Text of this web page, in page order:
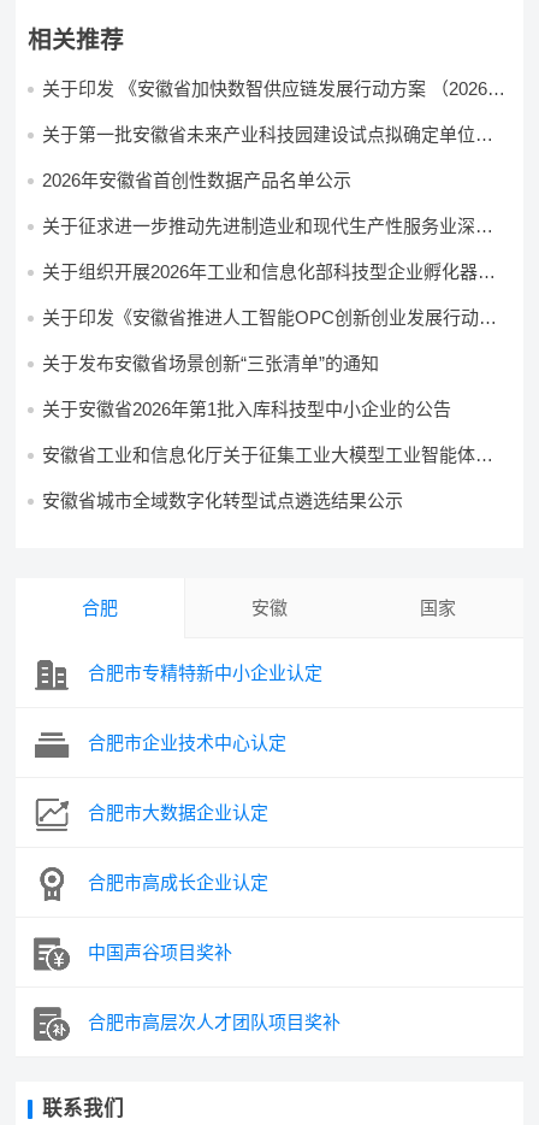
相关推荐
关于印发 《安徽省加快数智供应链发展行动方案 （2026—
关于第一批安徽省未来产业科技园建设试点拟确定单位的
2026年安徽省首创性数据产品名单公示
关于征求进一步推动先进制造业和现代生产性服务业深度
关于组织开展2026年工业和信息化部科技型企业孵化器申
关于印发《安徽省推进人工智能OPC创新创业发展行动方
关于发布安徽省场景创新“三张清单”的通知
关于安徽省2026年第1批入库科技型中小企业的公告
安徽省工业和信息化厅关于征集工业大模型工业智能体的
安徽省城市全域数字化转型试点遴选结果公示
合肥 安徽 国家
合肥市专精特新中小企业认定
合肥市企业技术中心认定
合肥市大数据企业认定
合肥市高成长企业认定
中国声谷项目奖补
合肥市高层次人才团队项目奖补
联系我们